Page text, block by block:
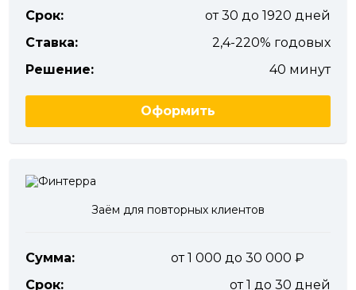
Срок:
от 30 до 1920 дней
Ставка:
2,4-220% годовых
Решение:
40 минут
Оформить
Заём для повторных клиентов
Сумма:
от 1 000 до 30 000
Срок:
от 1 до 30 дней